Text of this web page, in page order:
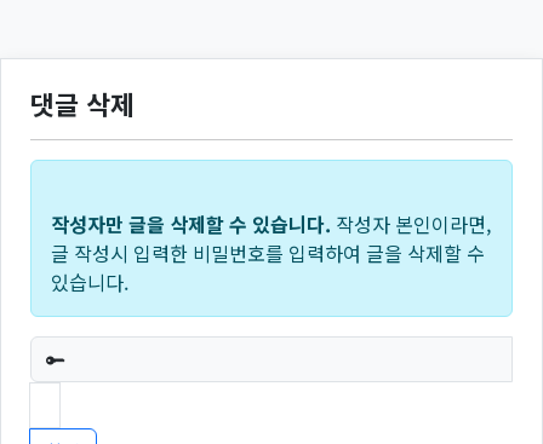
댓글 삭제
작성자만 글을 삭제할 수 있습니다. 작성자 본인이라면,
글 작성시 입력한 비밀번호를 입력하여 글을 삭제할 수
있습니다.
필수